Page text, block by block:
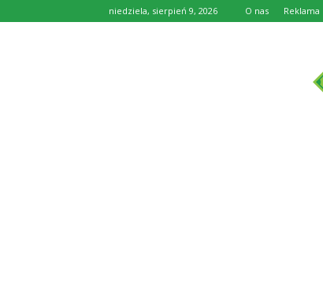
niedziela, sierpień 9, 2026 O nas Reklama